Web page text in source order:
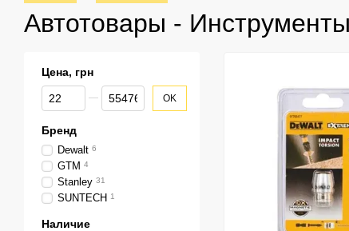
Автотовары -
Цена, грн
От Цена, грн
До Цена, грн OK
Бренд
Dewalt 6
GTM 4
Stanley 31
SUNTECH 1
Наличие